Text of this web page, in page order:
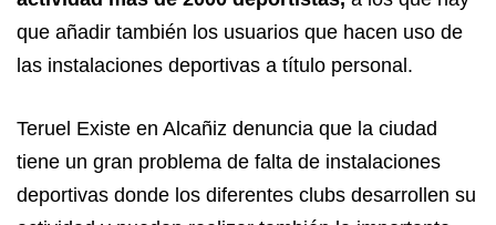
que añadir también los usuarios que hacen uso de
las instalaciones deportivas a título personal.
Teruel Existe en Alcañiz denuncia que la ciudad
tiene un gran problema de falta de instalaciones
deportivas donde los diferentes clubs desarrollen su